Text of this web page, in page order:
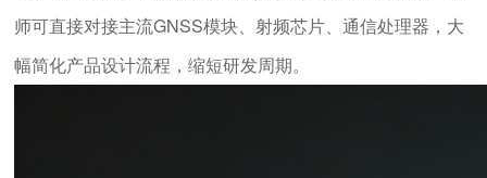
师可直接对接主流GNSS模块、射频芯片、通信处理器，大
幅简化产品设计流程，缩短研发周期。